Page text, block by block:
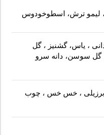
لیمو ترش، اسطوخودوس
، یاس، گشنیز ، گل
گل سوسن، دانه سرو
برزیلی ، خس خس ، چوب